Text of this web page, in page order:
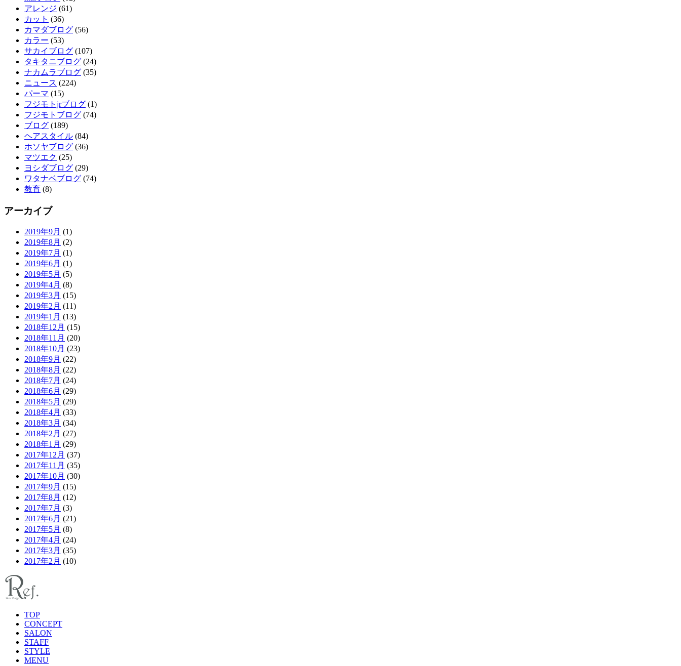
アレンジ (61)
カット (36)
カマダブログ (56)
カラー (53)
サカイブログ (107)
タキタニブログ (24)
ナカムラブログ (35)
ニュース (224)
パーマ (15)
フジモトjrブログ (1)
フジモトブログ (74)
ブログ (189)
ヘアスタイル (84)
ホソヤブログ (36)
マツエク (25)
ヨシダブログ (29)
ワタナベブログ (74)
教育 (8)
アーカイブ
2019年9月 (1)
2019年8月 (2)
2019年7月 (1)
2019年6月 (1)
2019年5月 (5)
2019年4月 (8)
2019年3月 (15)
2019年2月 (11)
2019年1月 (13)
2018年12月 (15)
2018年11月 (20)
2018年10月 (23)
2018年9月 (22)
2018年8月 (22)
2018年7月 (24)
2018年6月 (29)
2018年5月 (29)
2018年4月 (33)
2018年3月 (34)
2018年2月 (27)
2018年1月 (29)
2017年12月 (37)
2017年11月 (35)
2017年10月 (30)
2017年9月 (15)
2017年8月 (12)
2017年7月 (3)
2017年6月 (21)
2017年5月 (8)
2017年4月 (24)
2017年3月 (35)
2017年2月 (10)
TOP
CONCEPT
SALON
STAFF
STYLE
MENU